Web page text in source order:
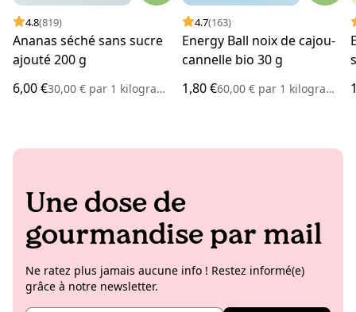
4.8(819)
Ananas séché sans sucre
ajouté 200 g
6,00 €30,00 € par 1 kilogramme
4.7(163)
Energy Ball noix de cajou-
cannelle bio 30 g
1,80 €60,00 € par1 kilogramme
Une dose de
gourmandise par mail
Ne ratez plus jamais aucune info ! Restez informé(e)
grâce à notre newsletter.